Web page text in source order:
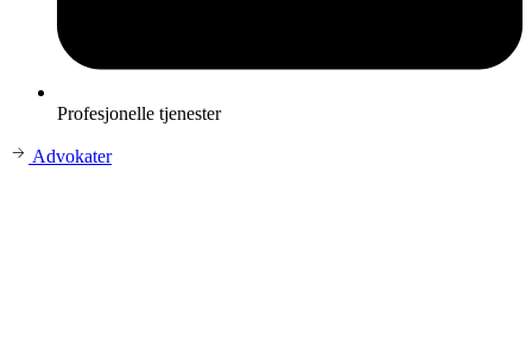
Profesjonelle tjenester
Advokater